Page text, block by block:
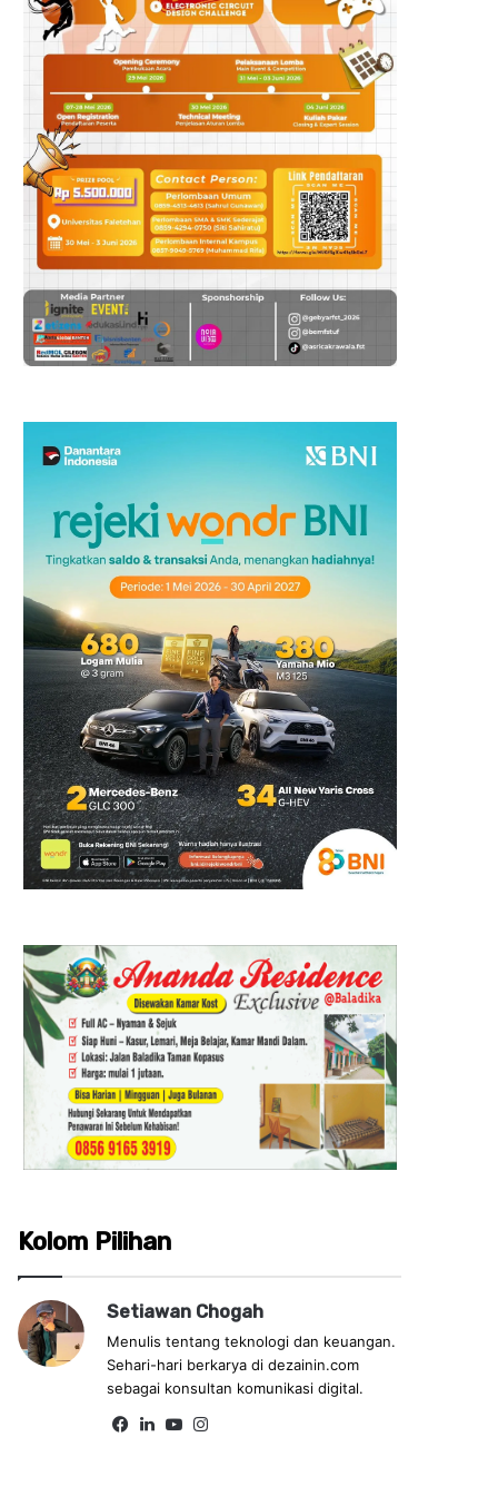
Kolom Pilihan
Setiawan Chogah
Menulis tentang teknologi dan keuangan.
Sehari-hari berkarya di dezainin.com
sebagai konsultan komunikasi digital.
Fa Lin Yo